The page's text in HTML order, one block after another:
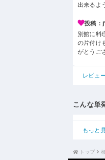
出来るよ
投稿
別館に料
の片付け
がとうご
レビュ
こんな単
もっと
トップ